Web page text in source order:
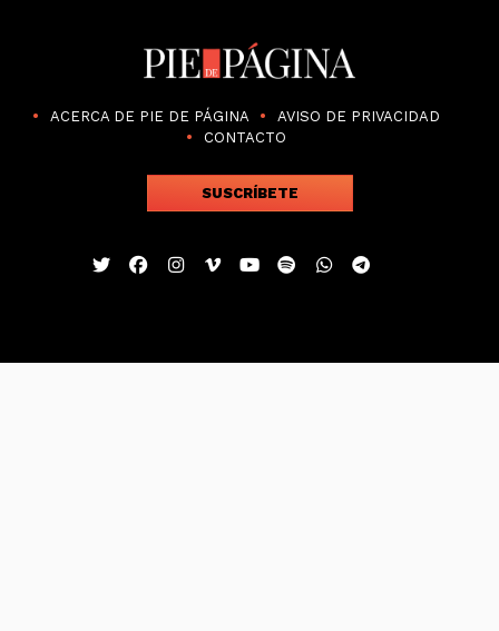
ACERCA DE PIE DE PÁGINA
AVISO DE PRIVACIDAD
CONTACTO
SUSCRÍBETE